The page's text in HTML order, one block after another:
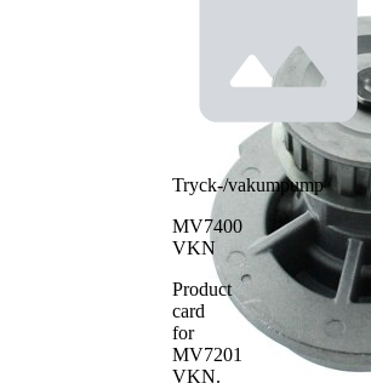
Tryck-/vakumpump
MV7400
VKN
Product
card
for
MV7201
VKN.